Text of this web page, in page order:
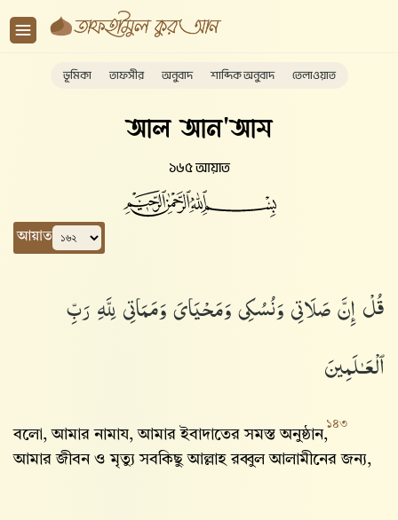
ভূমিকা তাফসীর অনুবাদ শাব্দিক অনুবাদ তেলাওয়াত
আল আন'আম
১৬৫ আয়াত
আয়াত
قُلْ إِنَّ صَلَاتِى وَنُسُكِى وَمَحْيَاىَ وَمَمَاتِى لِلَّهِ رَبِّ
ٱلْعَـٰلَمِينَ
বলো, আমার নামায, আমার ইবাদাতের সমস্ত অনুষ্ঠান,
১৪৩
আমার জীবন ও মৃত্যু সবকিছু আল্লাহ‌ রব্বুল আলামীনের জন্য,